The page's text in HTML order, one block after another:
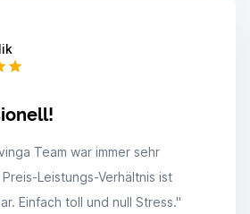
Team war immer sehr
Leistungs-Verhältnis ist
Einfach toll und null Stress."